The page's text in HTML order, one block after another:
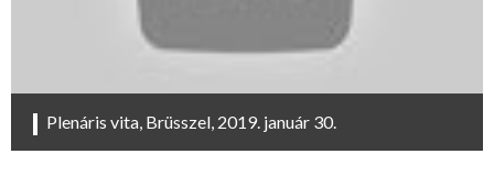
Plenáris vita, Brüsszel, 2019. január 30.